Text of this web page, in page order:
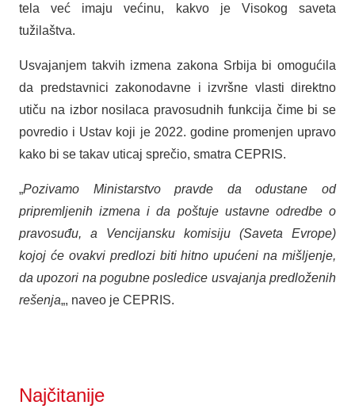
tela već imaju većinu, kakvo je Visokog saveta
tužilaštva.
Usvajanjem takvih izmena zakona Srbija bi omogućila
da predstavnici zakonodavne i izvršne vlasti direktno
utiču na izbor nosilaca pravosudnih funkcija čime bi se
povredio i Ustav koji je 2022. godine promenjen upravo
kako bi se takav uticaj sprečio, smatra CEPRIS.
„Pozivamo Ministarstvo pravde da odustane od
pripremljenih izmena i da poštuje ustavne odredbe o
pravosuđu, a Vencijansku komisiju (Saveta Evrope)
kojoj će ovakvi predlozi biti hitno upućeni na mišljenje,
da upozori na pogubne posledice usvajanja predloženih
rešenja„, naveo je CEPRIS.
Najčitanije